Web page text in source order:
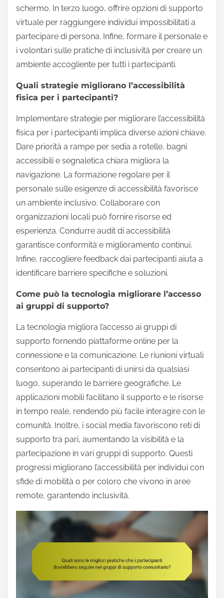
schermo. In terzo luogo, offrire opzioni di supporto
virtuale per raggiungere individui impossibilitati a
partecipare di persona. Infine, formare il personale e
i volontari sulle pratiche di inclusività per creare un
ambiente accogliente per tutti i partecipanti.
Quali strategie migliorano l’accessibilità
fisica per i partecipanti?
Implementare strategie per migliorare l’accessibilità
fisica per i partecipanti implica diverse azioni chiave.
Dare priorità a rampe per sedia a rotelle, bagni
accessibili e segnaletica chiara migliora la
navigazione. La formazione regolare per il
personale sulle esigenze di accessibilità favorisce
un ambiente inclusivo. Collaborare con
organizzazioni locali può fornire risorse ed
esperienza. Condurre audit di accessibilità
garantisce conformità e miglioramento continui.
Infine, raccogliere feedback dai partecipanti aiuta a
identificare barriere specifiche e soluzioni.
Come può la tecnologia migliorare l’accesso
ai gruppi di supporto?
La tecnologia migliora l’accesso ai gruppi di
supporto fornendo piattaforme online per la
connessione e la comunicazione. Le riunioni virtuali
consentono ai partecipanti di unirsi da qualsiasi
luogo, superando le barriere geografiche. Le
applicazioni mobili facilitano il supporto e le risorse
in tempo reale, rendendo più facile interagire con le
comunità. Inoltre, i social media favoriscono reti di
supporto tra pari, aumentando la visibilità e la
partecipazione in vari gruppi di supporto. Questi
progressi migliorano l’accessibilità per individui con
sfide di mobilità o per coloro che vivono in aree
remote, garantendo inclusività.